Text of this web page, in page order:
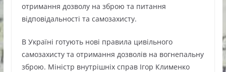
отримання дозволу на зброю та питання
відповідальності та самозахисту.
В Україні готують нові правила цивільного
самозахисту та отримання дозволів на вогнепальну
зброю. Міністр внутрішніх справ Ігор Клименко